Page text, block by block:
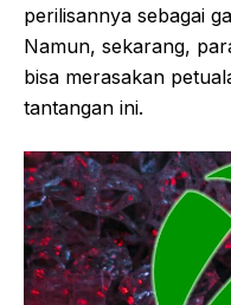
perilisannya sebagai
Namun, sekarang,
bisa merasakan
tantangan ini.